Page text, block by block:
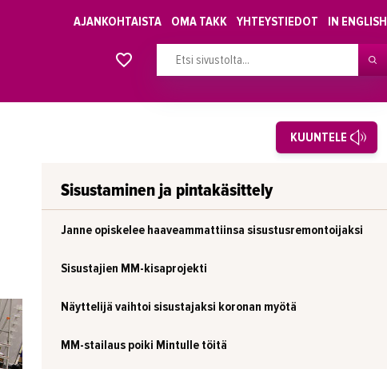
AJANKOHTAISTA OMA TAKK YHTEYSTIEDOT IN ENGLISH
KUUNTELE
Sisustaminen ja pintakäsittely
Janne opiskelee haaveammattiinsa sisustusremontoijaksi
Sisustajien MM-kisaprojekti
Näyttelijä vaihtoi sisustajaksi koronan myötä
MM-stailaus poiki Mintulle töitä
Alkavat koulutukset osiosta